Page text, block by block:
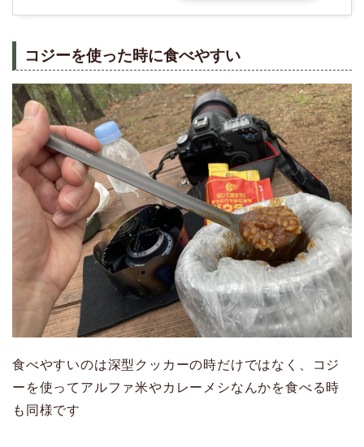
コジーを使った時に食べやすい
食べやすいのは深型クッカーの時だけではなく、コジ
ーを使ってアルファ米やカレーメシなんかを食べる時
も同様です